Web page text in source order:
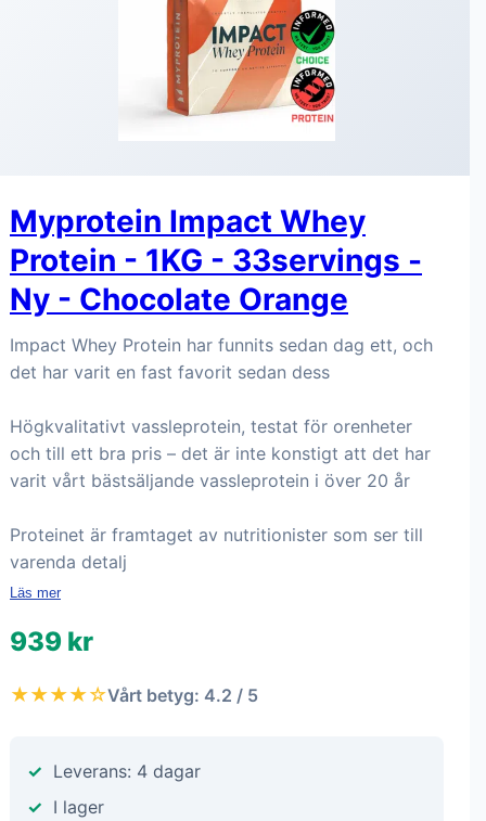
Myprotein Impact Whey
Protein - 1KG - 33servings -
Ny - Chocolate Orange
Impact Whey Protein har funnits sedan dag ett, och
det har varit en fast favorit sedan dess
Högkvalitativt vassleprotein, testat för orenheter
och till ett bra pris – det är inte konstigt att det har
varit vårt bästsäljande vassleprotein i över 20 år
Proteinet är framtaget av nutritionister som ser till
varenda detalj
Läs mer
939 kr
★★★★☆Vårt betyg: 4.2 / 5
Leverans: 4 dagar
I lager